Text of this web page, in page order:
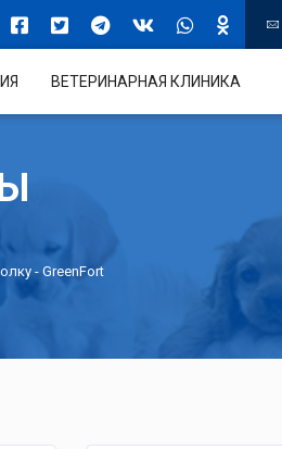
ВЕТЕРИНАРНАЯ КЛИНИКА
- GreenFort